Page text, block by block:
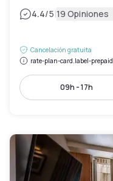
4.4/5|19 Opiniones
Cancelación gratuita
rate-plan-card.label-prepaid
09h - 17h